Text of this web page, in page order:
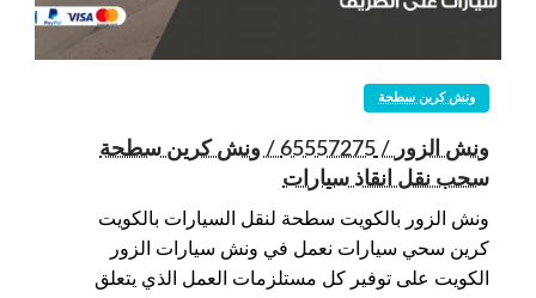
ونش كرين سطحة
ونش الزور / 65557275 / ونش كرين سطحة
سحب نقل انقاذ سيارات
ونش الزور بالكويت سطحة لنقل السيارات بالكويت
كرين سحي سيارات نعمل في ونش سيارات الزور
الكويت على توفير كل مستلزمات العمل الذي يتعلق